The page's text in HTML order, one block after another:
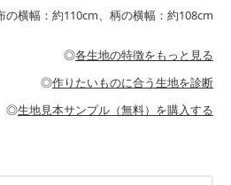
カーテン
ワンピースなどの洋服
ニックなどのトップス
りとした張りと厚みがありながらも柔
厚みは中厚手です。1枚でも透け感
ーブルクロスなどの暮らしのアイテム
などのボトムス
バッグ・ポーチ・ペンケースなどの布
ています。
の横幅：約110cm、柄の横幅：約108cm
◎各生地の特徴をもっと見る
◎作りたいものに合う生地を診断
◎生地見本サンプル（無料）を購入する